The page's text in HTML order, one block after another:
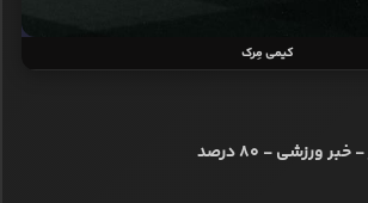
کیمی مِرک
ورزشی - ۸۰ درصد